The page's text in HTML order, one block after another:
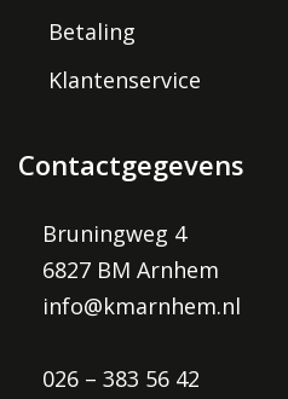
Betaling
Klantenservice
Contactgegevens
Bruningweg 4
6827 BM Arnhem
info@kmarnhem.nl
026 – 383 56 42